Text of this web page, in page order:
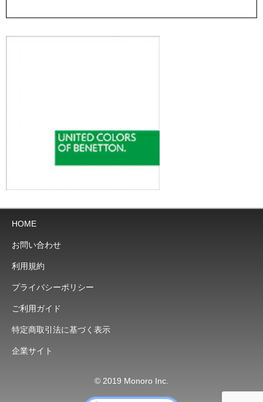
HOME
お問い合わせ
利用規約
プライバシーポリシー
ご利用ガイド
特定商取引法に基づく表示
企業サイト
© 2019 Monoro Inc.